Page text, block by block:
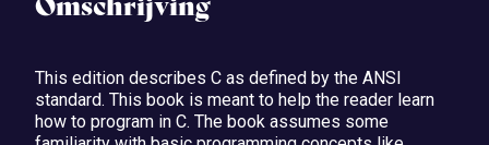
This edition describes C as defined by the ANSI
standard. This book is meant to help the reader learn
how to program in C. The book assumes some